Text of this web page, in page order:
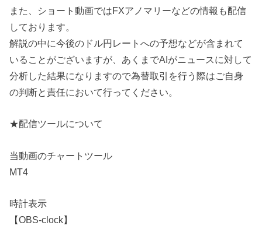
また、ショート動画ではFXアノマリーなどの情報も配信
しております。
解説の中に今後のドル円レートへの予想などが含まれて
いることがございますが、あくまでAIがニュースに対して
分析した結果になりますので為替取引を行う際はご自身
の判断と責任において行ってください。
★配信ツールについて
当動画のチャートツール
MT4
時計表示
【OBS-clock】